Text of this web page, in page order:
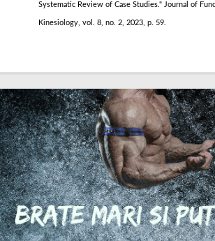
Systematic Review of Case Studies." Journal of
Kinesiology, vol. 8, no. 2, 2023, p. 59.